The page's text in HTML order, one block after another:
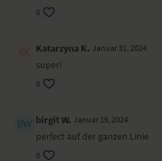
0
Katarzyna K. Januar 31, 2024
super!
0
birgit W. Januar 19, 2024
perfect auf der ganzen Linie
0